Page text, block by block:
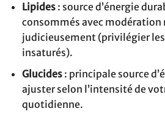
Lipides: source d’énergie
consommés avec modération
judicieusement (privilégier les
insaturés).
Glucides: principale source
ajuster selon l’intensité de
quotidienne.